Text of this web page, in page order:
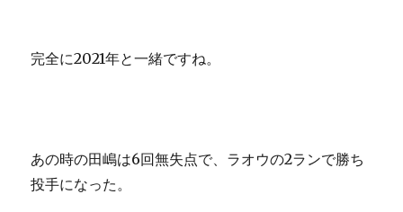
完全に2021年と一緒ですね。
あの時の田嶋は6回無失点で、ラオウの2ランで勝ち
投手になった。